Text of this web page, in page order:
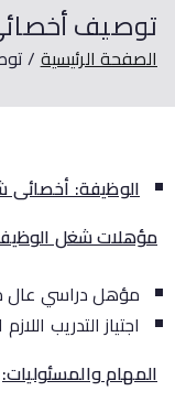
توصيف
الصفحة الرئيسية
الوظيفة: أخصائى
مؤهلات شغل
مؤهل دراسي عال
اجتياز التدريب
المهام والمسئوليات: